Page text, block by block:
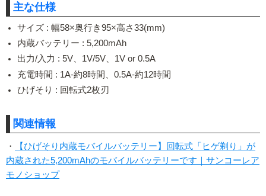
主な仕様
サイズ : 幅58×奥行き95×高さ33(mm)
内蔵バッテリー : 5,200mAh
出力/入力 : 5V、1V/5V、1V or 0.5A
充電時間 : 1A-約8時間、0.5A-約12時間
ひげそり : 回転式2枚刃
関連情報
・
【ひげそり内蔵モバイルバッテリー】回転式「ヒゲ剃り」が
内蔵された5,200mAhのモバイルバッテリーです｜サンコーレア
モノショップ